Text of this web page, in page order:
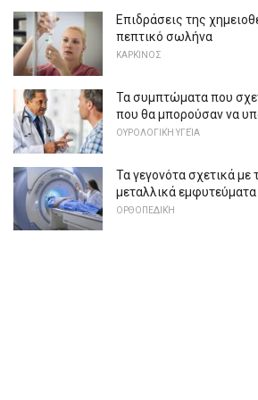
Επιδράσεις της
πεπτικό σωλήνα
ΚΑΡΚΊΝΟΣ
Τα συμπτώματα που
που θα μπορούσαν να
ΟΥΡΟΛΟΓΙΚΉ ΥΓΕΊΑ
Τα γεγονότα σχετικά με
μεταλλικά εμφυτεύματα
ΟΡΘΟΠΕΔΙΚΉ